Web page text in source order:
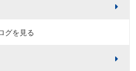
グを見る